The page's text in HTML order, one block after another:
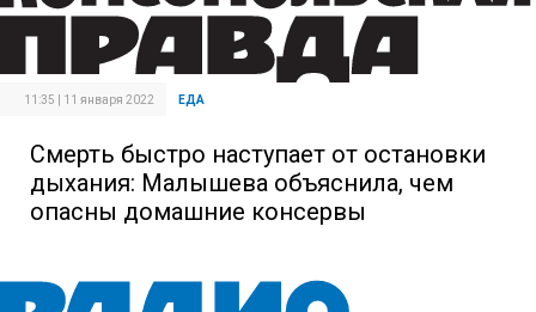
11:35 | 11 января 2022 ЕДА
Смерть быстро наступает от остановки
дыхания: Малышева объяснила, чем
опасны домашние консервы